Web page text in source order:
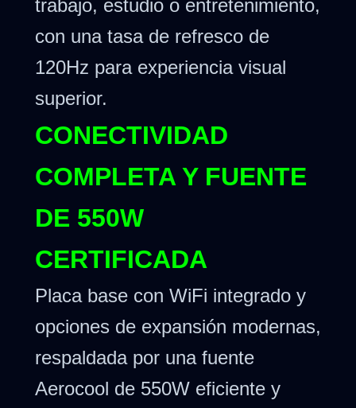
trabajo, estudio o entretenimiento,
con una tasa de refresco de
120Hz para experiencia visual
superior.
CONECTIVIDAD
COMPLETA Y FUENTE
DE 550W
CERTIFICADA
Placa base con WiFi integrado y
opciones de expansión modernas,
respaldada por una fuente
Aerocool de 550W eficiente y